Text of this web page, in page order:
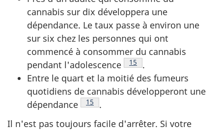
cannabis sur dix développera une
dépendance. Le taux passe à environ une
sur six chez les personnes qui ont
commencé à consommer du cannabis
pendant l'adolescence
Note de bas de page
15
.
Entre le quart et la moitié des fumeurs
quotidiens de cannabis développeront une
dépendance
Note de bas de page
15
.
Il n'est pas toujours facile d'arrêter. Si votre